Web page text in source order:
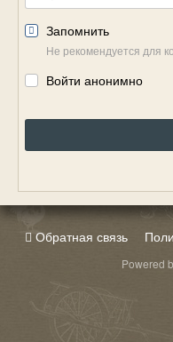
Запомнить
Не рекомендуется для
Войти анонимно
Обратная связь
Powered